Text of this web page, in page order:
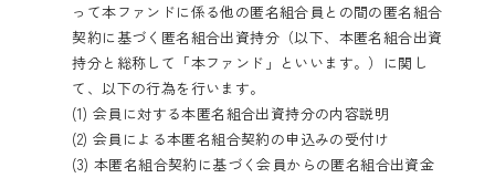
って本ファンドに係る他の匿名組合員との間の匿名組合
契約に基づく匿名組合出資持分（以下、本匿名組合出資
持分と総称して「本ファンド」といいます。）に関し
て、以下の行為を行います。
(1) 会員に対する本匿名組合出資持分の内容説明
(2) 会員による本匿名組合契約の申込みの受付け
(3) 本匿名組合契約に基づく会員からの匿名組合出資金